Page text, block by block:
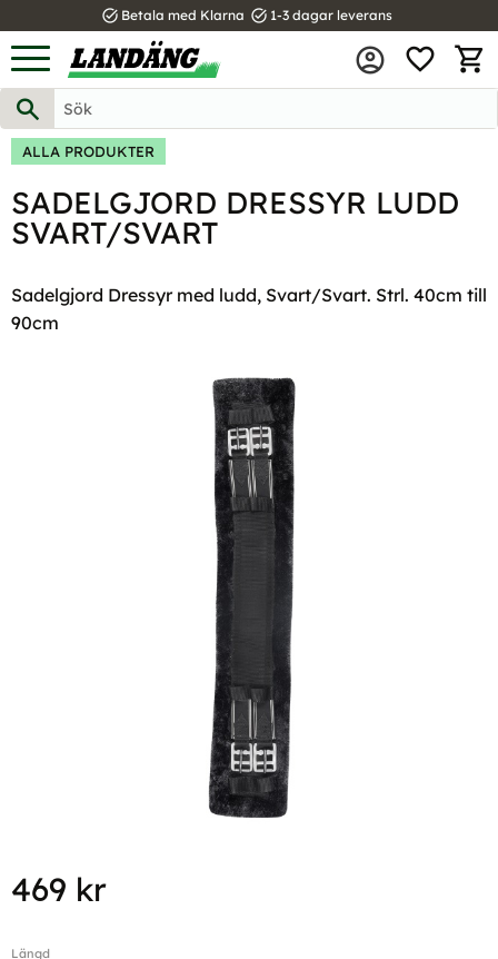
Meny
task_alt Betala med Klarna task_alt 1-3 dagar leverans
ALLA PRODUKTER
SADELGJORD DRESSYR LUDD
SVART/SVART
Sadelgjord Dressyr med ludd, Svart/Svart. Strl. 40cm till
90cm
469 kr
Längd